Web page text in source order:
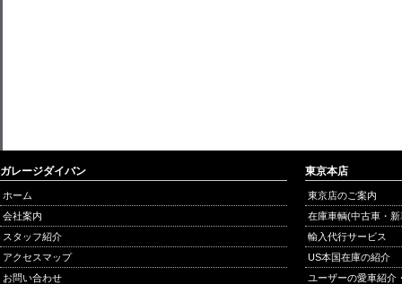
ガレージダイバン
ホーム
会社案内
スタッフ紹介
アクセスマップ
お問い合わせ
東京本店
東京店のご案内
在庫車輌(中古車・
輸入代行サービス
US本国在庫の紹介
ユーザーの愛車紹介